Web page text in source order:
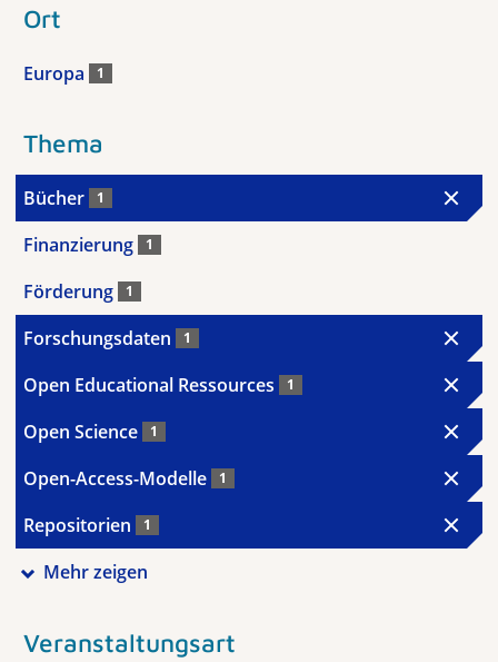
Ort
Europa 1
Thema
Bücher 1
Finanzierung 1
Förderung 1
Forschungsdaten 1
Open Educational Ressources 1
Open Science 1
Open-Access-Modelle 1
Repositorien 1
Mehr zeigen
Veranstaltungsart